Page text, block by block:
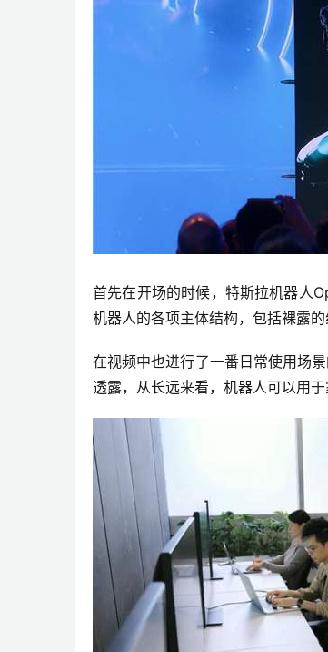
首先在开场的时候，特斯拉机器人
机器人的各项主体结构，包括裸露
在视频中也进行了一番日常使用场
透露，从长远来看，机器人可以用